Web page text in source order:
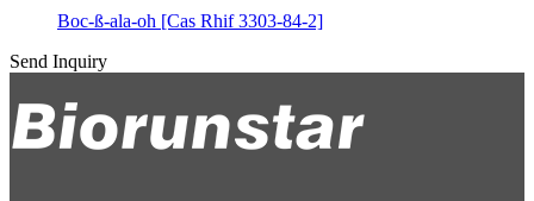
Boc-ß-ala-oh [Cas Rhif 3303-84-2]
Send Inquiry